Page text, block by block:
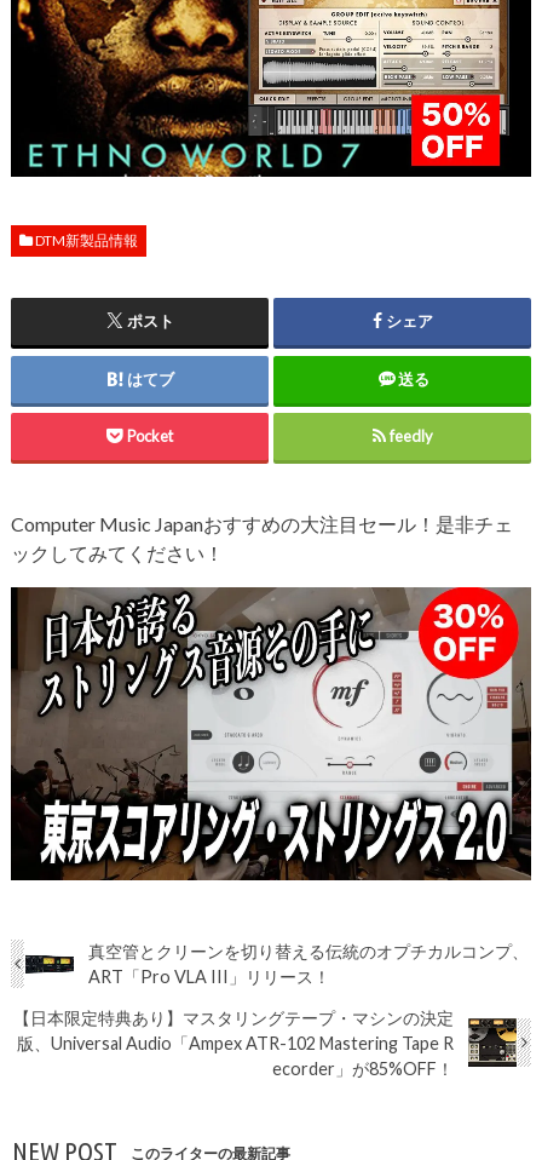
DTM新製品情報
ポスト シェア
はてブ 送る
Pocket feedly
Computer Music Japanおすすめの大注目セール！是非チェ
ックしてみてください！
真空管とクリーンを切り替える伝統のオプチカルコンプ、
ART「Pro VLA III」リリース！
【日本限定特典あり】マスタリングテープ・マシンの決定
版、Universal Audio「Ampex ATR-102 Mastering Tape R
ecorder」が85%OFF！
NEW POST このライターの最新記事